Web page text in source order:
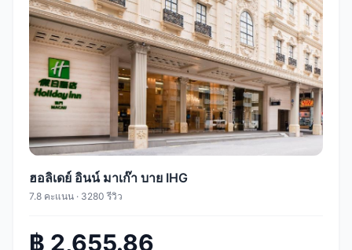
ฮอลิเดย์ อินน์ มาเก๊า บาย IHG
7.8 คะแนน · 3280 รีวิว
฿ 2,655.86